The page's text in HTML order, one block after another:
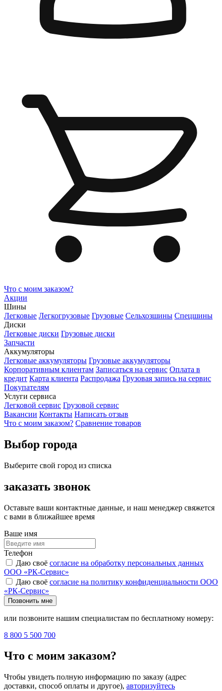
Что с моим заказом?
Акции
Шины
Легковые Легкогрузовые Грузовые Сельхозшины Спецшины
Диски
Легковые диски Грузовые диски
Запчасти
Аккумуляторы
Легковые аккумуляторы Грузовые аккумуляторы
Корпоративным клиентам Записаться на сервис Оплата в
кредит Карта клиента Распродажа Грузовая запись на сервис
Покупателям
Услуги сервиса
Легковой сервис Грузовой сервис
Вакансии Контакты Написать отзыв
Что с моим заказом? Сравнение товаров
Выбор города
Выберите свой город из списка
заказать звонок
Оставьте ваши контактные данные, и наш менеджер свяжется
с вами в ближайшее время
Ваше имя
Телефон
Даю своё согласие на обработку персональных данных
ООО «РК-Сервис»
Даю своё согласие на политику конфиденциальности ООО
«РК-Сервис»
Позвонить мне
или позвоните нашим специалистам по бесплатному номеру:
8 800 5 500 700
Что с моим заказом?
Чтобы увидеть полную информацию по заказу (адрес
доставки, способ оплаты и другое), авторизуйтесь